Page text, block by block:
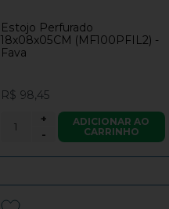
Estojo Perfurado
18x08x05CM (MF100PFIL2) -
Fava
R$ 98,45
-
+
ADICIONAR AO
CARRINHO